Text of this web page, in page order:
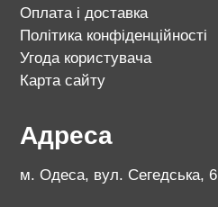
Оплата і доставка
Політика конфіденційності
Угода користувача
Карта сайту
Адреса
м. Одеса, вул. Сегедська, 6